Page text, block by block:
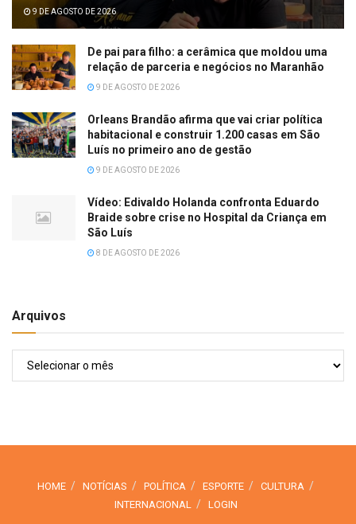
9 DE AGOSTO DE 2026
De pai para filho: a cerâmica que moldou uma
relação de parceria e negócios no Maranhão
9 DE AGOSTO DE 2026
Orleans Brandão afirma que vai criar política
habitacional e construir 1.200 casas em São
Luís no primeiro ano de gestão
9 DE AGOSTO DE 2026
Vídeo: Edivaldo Holanda confronta Eduardo
Braide sobre crise no Hospital da Criança em
São Luís
8 DE AGOSTO DE 2026
Arquivos
Arquivos
HOME NOTÍCIAS POLÍTICA ESPORTE
CULTURA
INTERNACIONAL
LOGIN